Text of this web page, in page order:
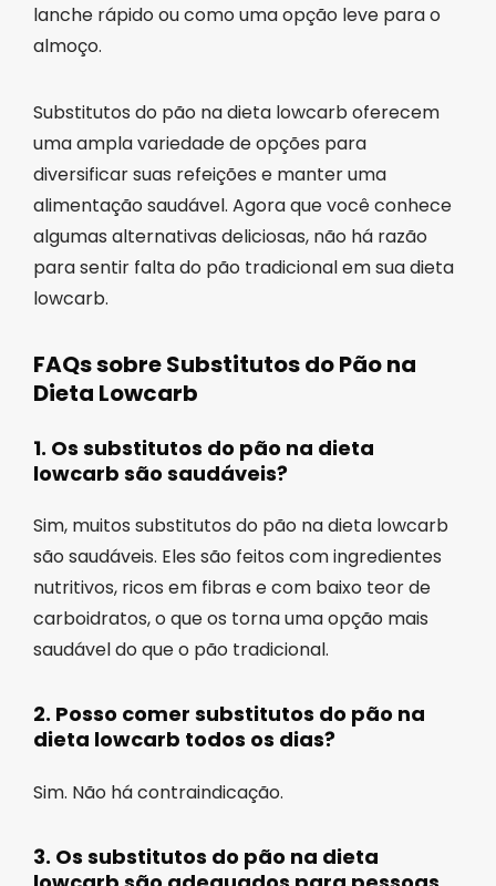
lanche rápido ou como uma opção leve para o
almoço.
Substitutos do pão na dieta lowcarb oferecem
uma ampla variedade de opções para
diversificar suas refeições e manter uma
alimentação saudável. Agora que você conhece
algumas alternativas deliciosas, não há razão
para sentir falta do pão tradicional em sua dieta
lowcarb.
FAQs sobre Substitutos do Pão na
Dieta Lowcarb
1. Os substitutos do pão na dieta
lowcarb são saudáveis?
Sim, muitos substitutos do pão na dieta lowcarb
são saudáveis. Eles são feitos com ingredientes
nutritivos, ricos em fibras e com baixo teor de
carboidratos, o que os torna uma opção mais
saudável do que o pão tradicional.
2. Posso comer substitutos do pão na
dieta lowcarb todos os dias?
Sim. Não há contraindicação.
3. Os substitutos do pão na dieta